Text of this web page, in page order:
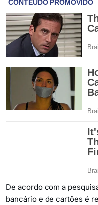
De acordo com a
bancário e de cartões é